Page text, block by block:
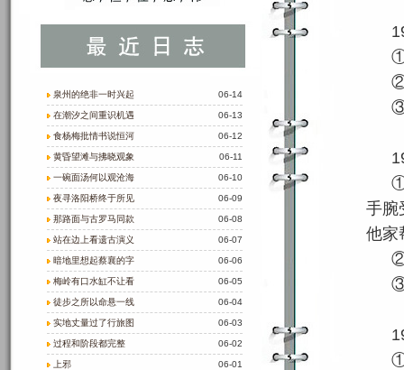
06-14
泉州的绝非一时兴起
06-13
在潮汐之间重识机遇
06-12
食杨梅批情书说恒河
06-11
黄昏望滩与拂晓观象
06-10
一碗面汤何以观沧海
06-09
夜寻洛阳桥终于所见
06-08
那路面与古罗马同款
06-07
站在边上看遗古演义
06-06
暗地里想起蔡襄的字
06-05
梅岭有口水缸不让看
06-04
徒步之所以命悬一线
06-03
实地丈量过了行旅图
06-02
过程和阶段都完整
06-01
上邪
①
②
③
①
手腕
他家
②
③
①